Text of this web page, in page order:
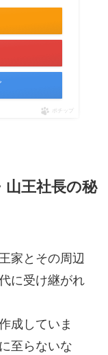
ポチップ
山王社長の秘
家とその周辺
に受け継がれ
成していま
至らないな